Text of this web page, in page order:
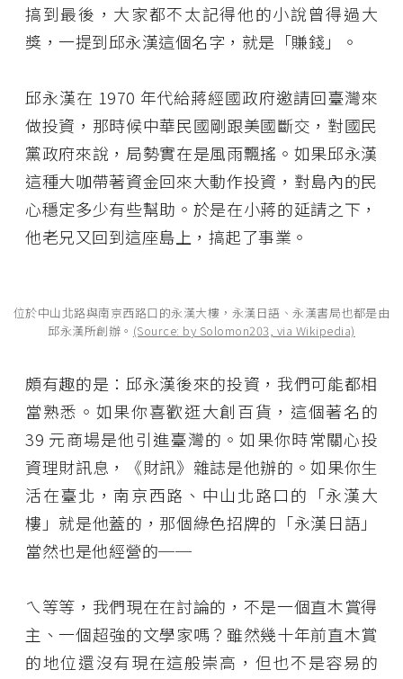
搞到最後，大家都不太記得他的小說曾得過大
獎，一提到邱永漢這個名字，就是「賺錢」。
邱永漢在 1970 年代給蔣經國政府邀請回臺灣來
做投資，那時候中華民國剛跟美國斷交，對國民
黨政府來說，局勢實在是風雨飄搖。如果邱永漢
這種大咖帶著資金回來大動作投資，對島內的民
心穩定多少有些幫助。於是在小蔣的延請之下，
他老兄又回到這座島上，搞起了事業。
位於中山北路與南京西路口的永漢大樓，永漢日語、永漢書局也都是由
邱永漢所創辦。 (Source: by Solomon203, via Wikipedia)
頗有趣的是：邱永漢後來的投資，我們可能都相
當熟悉。如果你喜歡逛大創百貨，這個著名的
39 元商場是他引進臺灣的。如果你時常關心投
資理財訊息，《財訊》雜誌是他辦的。如果你生
活在臺北，南京西路、中山北路口的「永漢大
樓」就是他蓋的，那個綠色招牌的「永漢日語」
當然也是他經營的──
ㄟ等等，我們現在在討論的，不是一個直木賞得
主、一個超強的文學家嗎？雖然幾十年前直木賞
的地位還沒有現在這般崇高，但也不是容易的